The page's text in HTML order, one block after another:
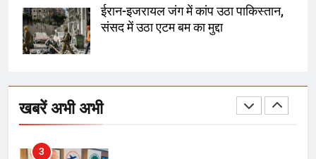
ईरान-इजरायल जंग में कांप उठा पाकिस्तान,
संसद में उठा एटम बम का मुद्दा
खबरें अभी अभी
रोशन सिंह के नाम पर करने की मांग तेज
अमर शहीद ठाकुर रोशन सिंह के नाम पर
स्वरूप रानी नेहरू चिकित्सालय का
3